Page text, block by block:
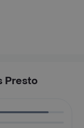
Presto